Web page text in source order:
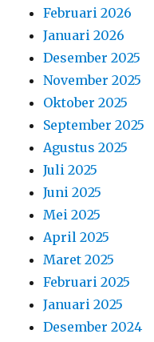
Februari 2026
Januari 2026
Desember 2025
November 2025
Oktober 2025
September 2025
Agustus 2025
Juli 2025
Juni 2025
Mei 2025
April 2025
Maret 2025
Februari 2025
Januari 2025
Desember 2024